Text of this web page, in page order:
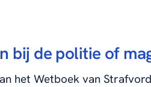
bij de politie of
het Wetboek van